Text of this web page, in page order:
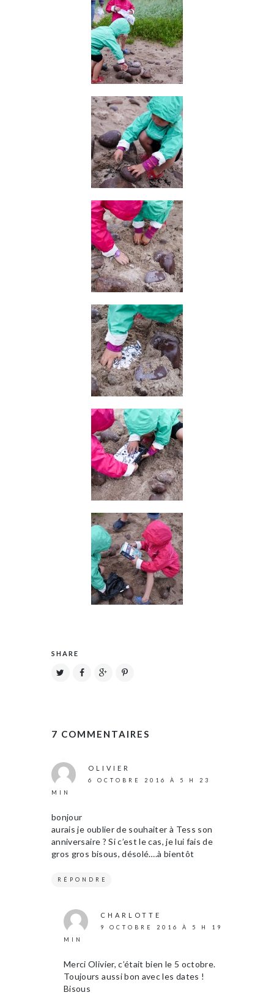
SHARE
7 COMMENTAIRES
OLIVIER
6 OCTOBRE 2016 À 5 H 23
MIN
bonjour
aurais je oublier de souhaiter à Tess son
anniversaire ? Si c’est le cas, je lui fais de
gros gros bisous, désolé….à bientôt
RÉPONDRE
CHARLOTTE
9 OCTOBRE 2016 À 5 H 19
MIN
Merci Olivier, c’était bien le 5 octobre.
Toujours aussi bon avec les dates !
Bisous